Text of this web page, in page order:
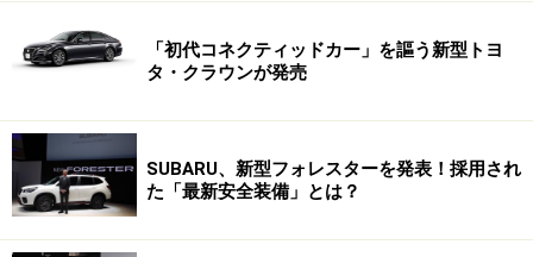
「初代コネクティッドカー」を謳う新型トヨ
タ・クラウンが発売
SUBARU、新型フォレスターを発表！採用され
た「最新安全装備」とは？